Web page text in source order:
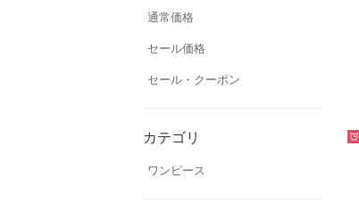
通常価格
セール価格
セール・クーポン
カテゴリ
ワンピース